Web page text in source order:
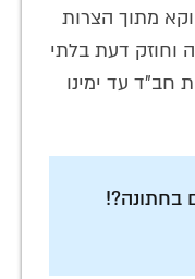
מתוך הצרות
וחוזק דעת בלתי
חב"ד עד ימינו
בחתונה?!